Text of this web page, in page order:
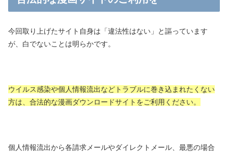
今回取り上げたサイト自身は「違法性はない」と謳っています
が、白でないことは明らかです。
ウイルス感染や個人情報流出などトラブルに巻き込まれたくない
方は、合法的な漫画ダウンロードサイトをご利用ください。
個人情報流出から各請求メールやダイレクトメール、最悪の場合